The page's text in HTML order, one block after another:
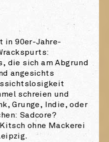
in 90er-Jahre-
die sich am Abgrund
angesichts
schreien und
Grunge, Indie, oder
Sadcore?
ohne Mackerei